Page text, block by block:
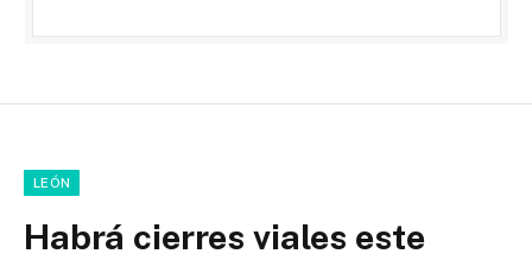
LEÓN
Habrá cierres viales este